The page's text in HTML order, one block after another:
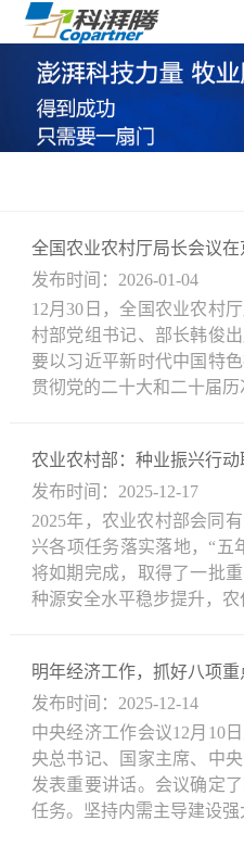
全国农业农村厅局长会议在
发布时间：2026-01-04
12月30日，全国农业农村
村部党组书记、部长韩俊
要以习近平新时代中国特
贯彻党的二十大和二十届历
农业农村部：种业振兴行
发布时间：2025-12-17
2025年，农业农村部会同
兴各项任务落实落地，“五
将如期完成，取得了一批
种源安全水平稳步提升，农
明年经济工作，抓好八项重
发布时间：2025-12-14
中央经济工作会议12月10
央总书记、国家主席、中
发表重要讲话。会议确定
任务。坚持内需主导建设强